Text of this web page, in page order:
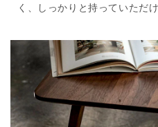
く、しっかりと持っていただけ